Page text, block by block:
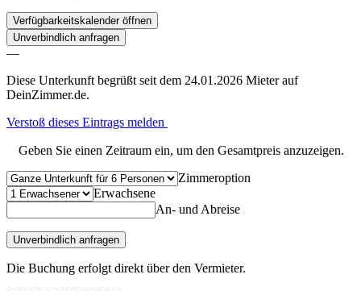
Verfügbarkeitskalender öffnen
Unverbindlich anfragen
—
Diese Unterkunft begrüßt seit dem 24.01.2026 Mieter auf
DeinZimmer.de.
Verstoß dieses Eintrags melden
Geben Sie einen Zeitraum ein, um den Gesamtpreis anzuzeigen.
Zimmeroption
Erwachsene
An- und Abreise
Unverbindlich anfragen
Die Buchung erfolgt direkt über den Vermieter.